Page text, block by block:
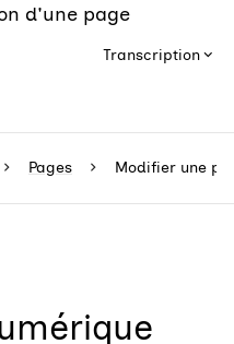
d'une page
Transcription
Pages Modifier une